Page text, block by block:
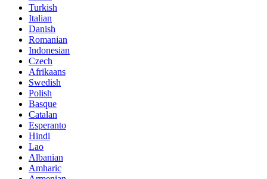
Turkish
Italian
Danish
Romanian
Indonesian
Czech
Afrikaans
Swedish
Polish
Basque
Catalan
Esperanto
Hindi
Lao
Albanian
Amharic